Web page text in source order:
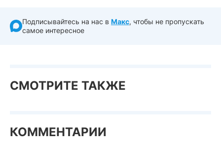
Подписывайтесь на нас в Макс, чтобы не пропускать
самое интересное
СМОТРИТЕ ТАКЖЕ
КОММЕНТАРИИ